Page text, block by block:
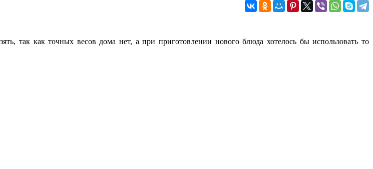
так как точных весов дома нет, а при приготовлении нового блюда хотелось бы использовать то